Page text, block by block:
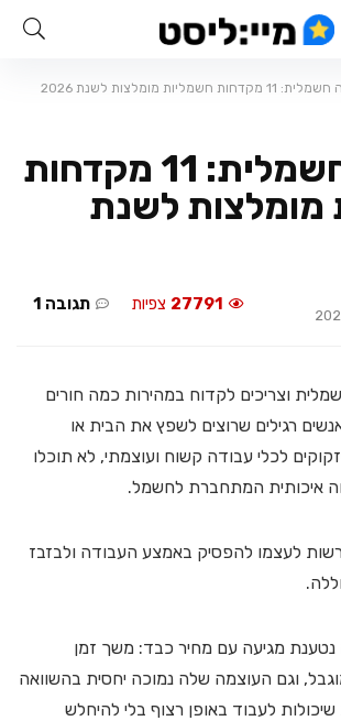
חשמליות מומלצות לשנת 2026
מקדחה חשמלית: 11 מקדחות
מומלצות לשנת
27791 צפיות תגובה 1
וצריכים לקדוח במהירות כמה חורים
רגילים שרוצים לשפץ את הבית או
לכלי עבודה קשוח ועוצמתי, לא תוכלו
איכותית המתחברת לחשמל.
לעצמו להפסיק באמצע העבודה ולבזבז
נטענת מגיעה עם מחיר כבד: משך זמן
וגם העוצמה שלה נמוכה יחסית בהשוואה
לעבוד באופן רצוף בלי להיחלש